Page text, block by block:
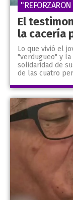
El
la cacería
Lo que vivió el
"verdugueo" y
solidaridad de
de las cuatro